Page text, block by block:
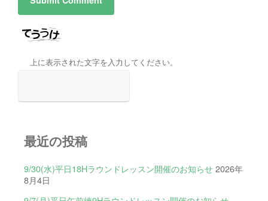
上に表示された文字を入力してください。
最近の投稿
9/30(水)平日18Hラウンドレッスン開催のお知らせ 2026年
8月4日